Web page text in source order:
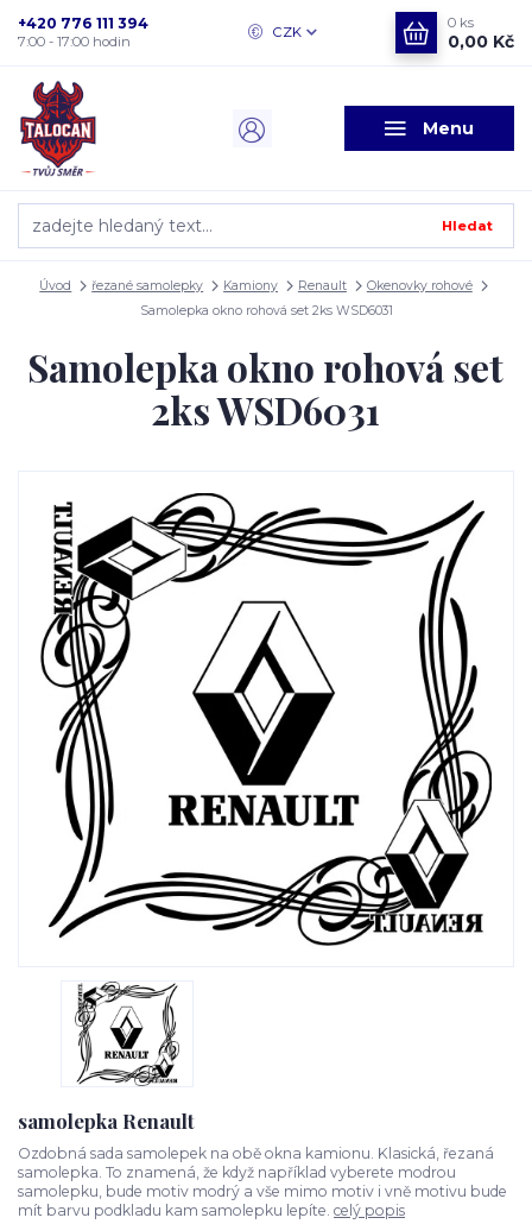
Menu
CZK
Hledat
+420 776 111 394
7:00 - 17:00 hodin
0 ks
0,00 Kč
Úvod řezané samolepky Kamiony Renault
Okenovky rohové
Samolepka okno rohová set 2ks WSD6031
Samolepka okno rohová set
2ks WSD6031
samolepka Renault
Ozdobná sada samolepek na obě okna kamionu. Klasická, řezaná
samolepka. To znamená, že když například vyberete modrou
samolepku, bude motiv modrý a vše mimo motiv i vně motivu bude
mít barvu podkladu kam samolepku lepíte. celý popis